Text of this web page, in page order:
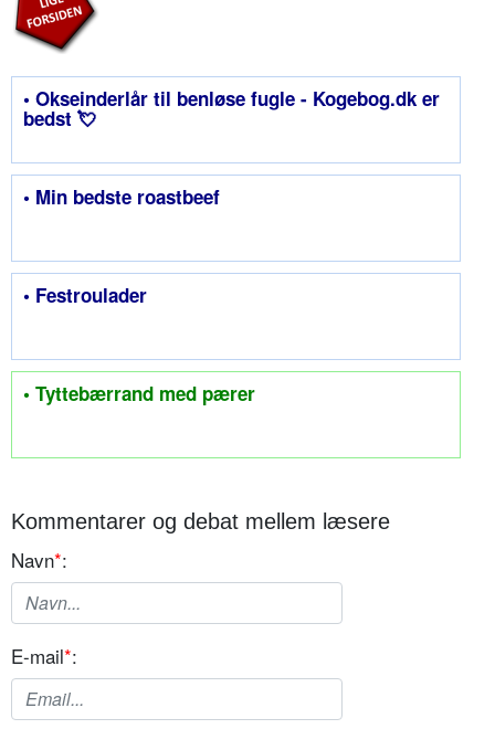
• Okseinderlår til benløse fugle - Kogebog.dk er
bedst 💘
• Min bedste roastbeef
• Festroulader
• Tyttebærrand med pærer
Kommentarer og debat mellem læsere
Navn*:
E-mail*: